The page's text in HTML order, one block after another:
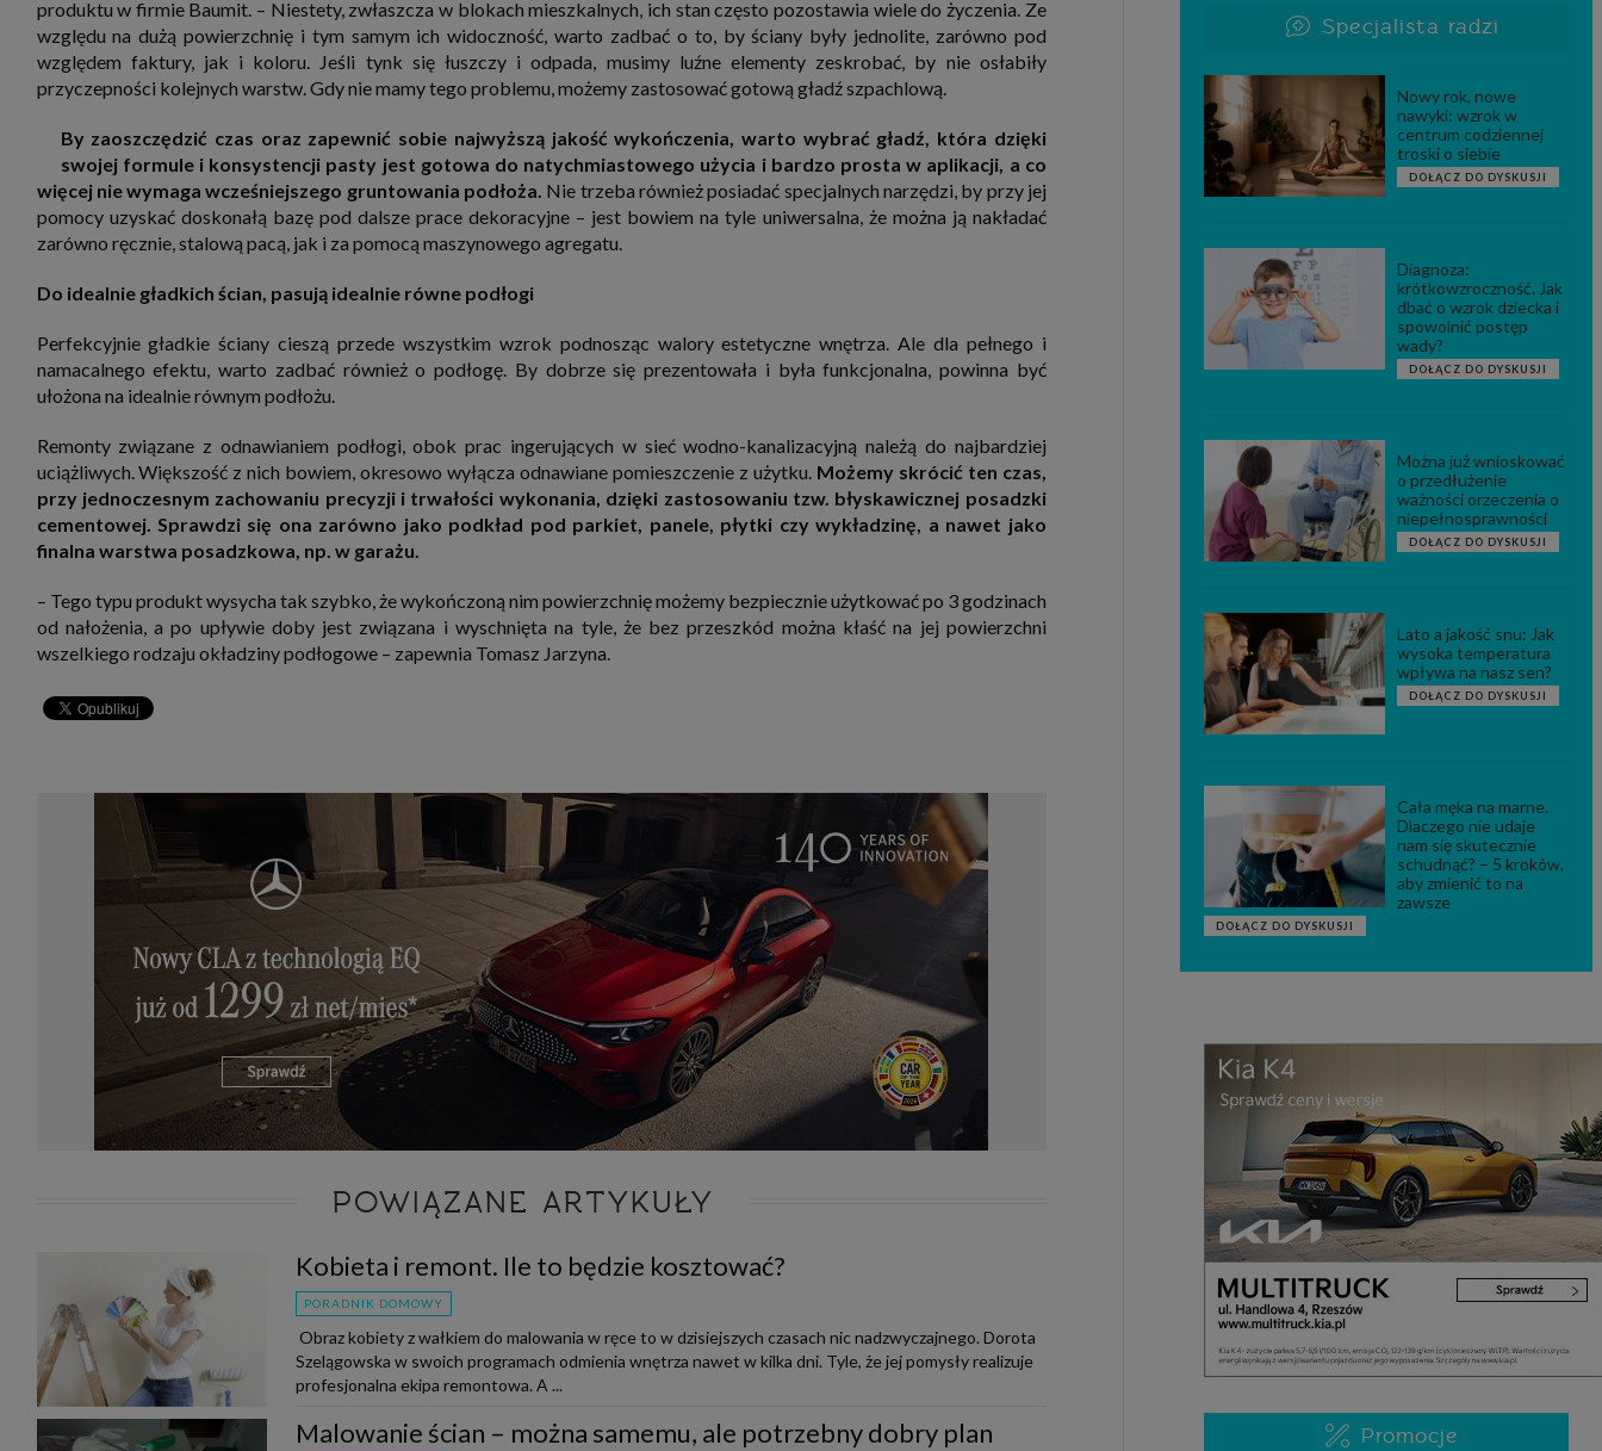
produktu w firmie Baumit. – Niestety, zwłaszcza w blokach mieszkalnych, ich stan często pozostawia wiele do życzenia. Ze
względu na dużą powierzchnię i tym samym ich widoczność, warto zadbać o to, by ściany były jednolite, zarówno pod
względem faktury, jak i koloru. Jeśli tynk się łuszczy i odpada, musimy luźne elementy zeskrobać, by nie osłabiły
przyczepności kolejnych warstw. Gdy nie mamy tego problemu, możemy zastosować gotową gładź szpachlową.
By zaoszczędzić czas oraz zapewnić sobie najwyższą jakość wykończenia, warto wybrać gładź, która dzięki
swojej formule i konsystencji pasty jest gotowa do natychmiastowego użycia i bardzo prosta w aplikacji, a co
więcej nie wymaga wcześniejszego gruntowania podłoża. Nie trzeba również posiadać specjalnych narzędzi, by przy jej
pomocy uzyskać doskonałą bazę pod dalsze prace dekoracyjne – jest bowiem na tyle uniwersalna, że można ją nakładać
zarówno ręcznie, stalową pacą, jak i za pomocą maszynowego agregatu.
Do idealnie gładkich ścian, pasują idealnie równe podłogi
Perfekcyjnie gładkie ściany cieszą przede wszystkim wzrok podnosząc walory estetyczne wnętrza. Ale dla pełnego i
namacalnego efektu, warto zadbać również o podłogę. By dobrze się prezentowała i była funkcjonalna, powinna być
ułożona na idealnie równym podłożu.
Remonty związane z odnawianiem podłogi, obok prac ingerujących w sieć wodno-kanalizacyjną należą do najbardziej
uciążliwych. Większość z nich bowiem, okresowo wyłącza odnawiane pomieszczenie z użytku. Możemy skrócić ten czas,
przy jednoczesnym zachowaniu precyzji i trwałości wykonania, dzięki zastosowaniu tzw. błyskawicznej posadzki
cementowej. Sprawdzi się ona zarówno jako podkład pod parkiet, panele, płytki czy wykładzinę, a nawet jako
finalna warstwa posadzkowa, np. w garażu.
– Tego typu produkt wysycha tak szybko, że wykończoną nim powierzchnię możemy bezpiecznie użytkować po 3 godzinach
od nałożenia, a po upływie doby jest związana i wyschnięta na tyle, że bez przeszkód można kłaść na jej powierzchni
wszelkiego rodzaju okładziny podłogowe – zapewnia Tomasz Jarzyna.
POWIĄZANE ARTYKUŁY
Kobieta i remont. Ile to będzie kosztować?
PORADNIK DOMOWY
Obraz kobiety z wałkiem do malowania w ręce to w dzisiejszych czasach nic nadzwyczajnego. Dorota
Szelągowska w swoich programach odmienia wnętrza nawet w kilka dni. Tyle, że jej pomysły realizuje
profesjonalna ekipa remontowa. A ...
Malowanie ścian – można samemu, ale potrzebny dobry plan
Specjalista radzi
Nowy rok, nowe
nawyki: wzrok w
centrum codziennej
troski o siebie
DOŁĄCZ DO DYSKUSJI
Diagnoza:
krótkowzroczność. Jak
dbać o wzrok dziecka i
spowolnić postęp
wady?
DOŁĄCZ DO DYSKUSJI
Można już wnioskować
o przedłużenie
ważności orzeczenia o
niepełnosprawności
DOŁĄCZ DO DYSKUSJI
Lato a jakość snu: Jak
wysoka temperatura
wpływa na nasz sen?
DOŁĄCZ DO DYSKUSJI
Cała męka na marne.
Dlaczego nie udaje
nam się skutecznie
schudnąć? – 5 kroków,
aby zmienić to na
zawsze
DOŁĄCZ DO DYSKUSJI
Promocje